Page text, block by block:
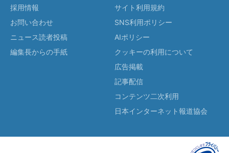
採用情報
お問い合わせ
ニュース読者投稿
編集長からの手紙
サイト利用規約
SNS利用ポリシー
AIポリシー
クッキーの利用について
広告掲載
記事配信
コンテンツ二次利用
日本インターネット報道協会